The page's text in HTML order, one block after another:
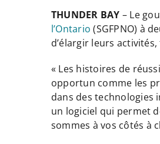
THUNDER BAY – Le
l’Ontario (SGFPNO) à
d’élargir leurs
« Les histoires de
opportun comme les
dans des
un logiciel qui permet
sommes à vos côtés à